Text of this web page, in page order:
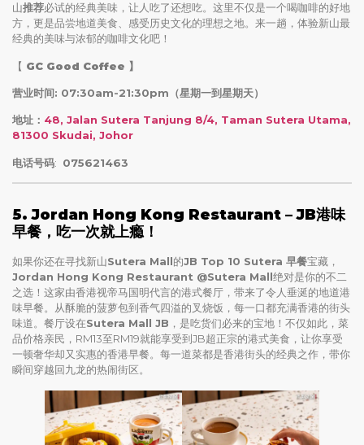
山推荐必试的经典美味，让人吃了还想吃。这里不仅是一个喝咖啡的好地
方，更是品尝地道美食、感受历史文化的理想之地。来一趟，体验新山最
经典的美味与浓郁的咖啡文化吧！
【 GC Good Coffee 】
营业时间: 07:30am-21:30pm（星期一到星期天）
地址： 48, Jalan Sutera Tanjung 8/4, Taman Sutera Utama,
81300 Skudai, Johor
电话号码: 075621463
5. Jordan Hong Kong Restaurant – JB港味
早餐，吃一次就上瘾！
如果你还在寻找新山Sutera Mall的JB Top 10 Sutera 早餐宝藏，
Jordan Hong Kong Restaurant @Sutera Mall绝对是你的不二
之选！这家由香港视帝马国明代言的港式餐厅，带来了令人垂涎的地道港
味早餐。从酥脆的菠萝包到香气四溢的叉烧饭，每一口都充满香港的街头
味道。餐厅设在Sutera Mall JB ，是吃货们必来的宝地！不仅如此，菜
品价格亲民，RM13至RM19就能享受到JB超正宗的港式美食，让你享受
一顿奢华却又实惠的香港早餐。每一道菜都是香港街头的经典之作，带你
瞬间穿越回九龙的热闹街区。